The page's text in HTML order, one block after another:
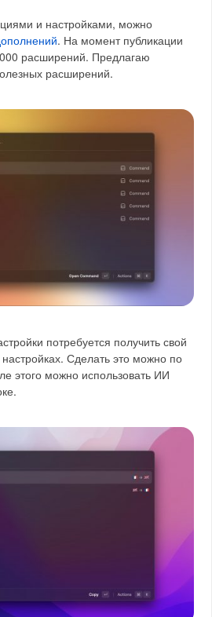
и настройками, можно
. На момент публикации
расширений. Предлагаю
расширений.
потребуется получить свой
Сделать это можно по
этого можно использовать ИИ